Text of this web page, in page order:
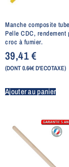
Manche composite
Pelle CDC, rendement
croc à fumier.
39,41€
(DONT 0.64€ D'ECOTAXE)
Ajouter au panier